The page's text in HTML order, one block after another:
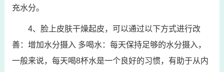
充水分。
4、脸上皮肤干燥起皮，可以通过以下方式进行改
善：增加水分摄入 多喝水：每天保持足够的水分摄入，
一般来说，每天喝8杯水是一个良好的习惯，有助于从内